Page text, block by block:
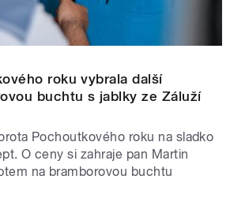
roku vybrala další
buchtu s jablky ze Záluží
Pochoutkového roku na sladko
O ceny si zahraje pan Martin
na bramborovou buchtu